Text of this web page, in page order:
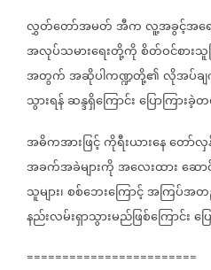
လွှတ်တော်အမတ်အီကလူ့အခွင့်အရေ
အလုပ်သမားရေးတို့ကိုစိတ်ဝင်စားသူ
အတွက်အဆိုပါကဏ္ဍတို့၏လိုအပ်ချ
သွားရန်ဆန္ဒရှိကြောင်းပြောကြာ
အဓိကအားဖြင့်ကိုရီးယားနေတော်လှ
အခက်အခဲများကိုအလေးထားဆေ
သူများ၊စစ်ဘေးကြောင့်အကြပ်အတည်
နည်းလမ်းရှာသွားမည်ဖြစ်ကြောင်းပ
========================